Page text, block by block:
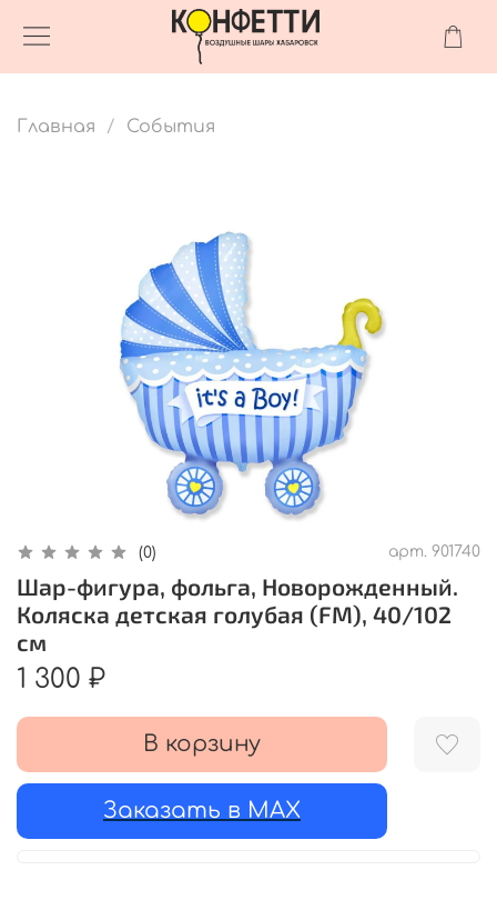
Главная События
(0) арт. 901740
Шар-фигура, фольга, Новорожденный.
Коляска детская голубая (FM), 40/102
см
1 300 ₽
В корзину
Заказать в MAX